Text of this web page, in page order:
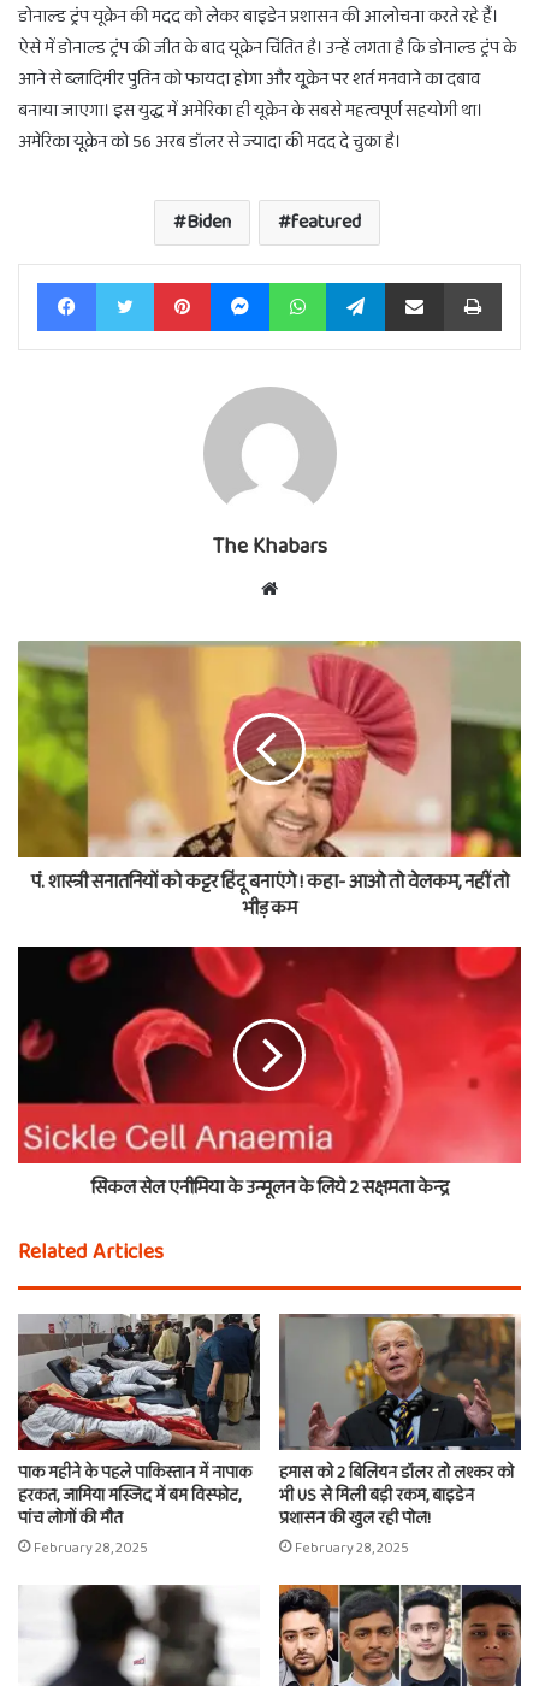
डोनाल्ड ट्रंप यूक्रेन की मदद को लेकर बाइडेन प्रशासन की आलोचना करते रहे हैं।
ऐसे में डोनाल्ड ट्रंप की जीत के बाद यूक्रेन चिंतित है। उन्हें लगता है कि डोनाल्ड ट्रंप के
आने से ब्लादिमीर पुतिन को फायदा होगा और यू्क्रेन पर शर्त मनवाने का दबाव
बनाया जाएगा। इस युद्ध में अमेरिका ही यूक्रेन के सबसे महत्वपूर्ण सहयोगी था।
अमेरिका यूक्रेन को 56 अरब डॉलर से ज्यादा की मदद दे चुका है।
Biden featured
FacebookTwitter PinterestMessengerWhatsAppTelegramShare via Email Print
The Khabars
Website
पं. शास्त्री सनातनियों को कट्टर हिंदू बनाएंगे ! कहा- आओ तो वेलकम, नहीं तो
भीड़ कम
सिकल सेल एनीमिया के उन्मूलन के लिये 2 सक्षमता केन्द्र
Related Articles
पाक महीने के पहले पाकिस्तान में नापाक
हरकत, जामिया मस्जिद में बम विस्फोट,
पांच लोगों की मौत
February 28, 2025
हमास को 2 बिलियन डॉलर तो लश्कर को
भी US से मिली बड़ी रकम, बाइडेन
प्रशासन की खुल रही पोल!
February 28, 2025